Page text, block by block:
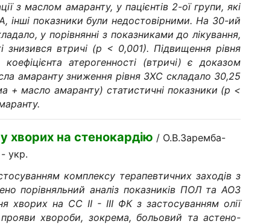
з маслом амаранту, у пацієнтів 2-ої групи, які
інші показники були недостовірними. На 30-ий
у порівнянні з показниками до лікування,
втричі (р < 0,001). Підвищення рівня
атерогенності (втричі) є доказом
амаранту зниження рівня ЗХС складало 30,25
+ масло амаранту) статистичні показники (р <
хворих на стенокардію / О.В.Заремба-
укp.
комплексу терапевтичних заходів з
порівняльний аналіз показників ПОЛ та АОЗ
хворих на СС ІІ - ІІІ ФК з застосуванням олії
прояви хвороби, зокрема, больовий та астено-